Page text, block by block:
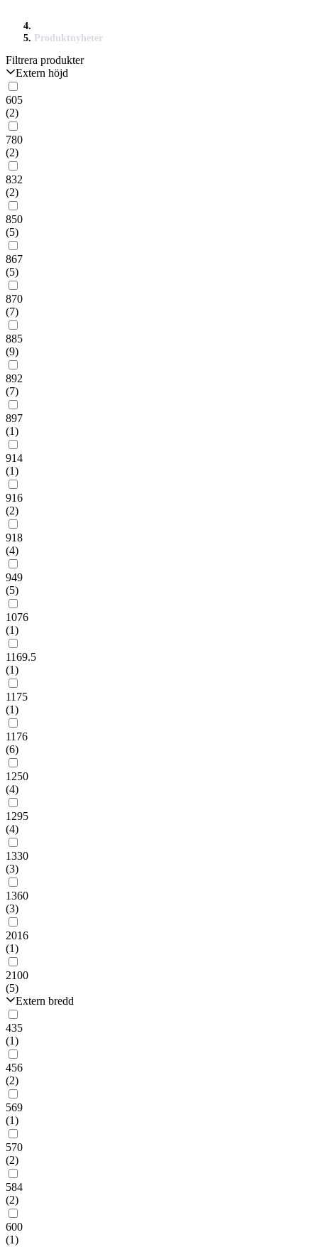
Produktnyheter
Filtrera produkter
Extern höjd
605
(2)
780
(2)
832
(2)
850
(5)
867
(5)
870
(7)
885
(9)
892
(7)
897
(1)
914
(1)
916
(2)
918
(4)
949
(5)
1076
(1)
1169.5
(1)
1175
(1)
1176
(6)
1250
(4)
1295
(4)
1330
(3)
1360
(3)
2016
(1)
2100
(5)
Extern bredd
435
(1)
456
(2)
569
(1)
570
(2)
584
(2)
600
(1)